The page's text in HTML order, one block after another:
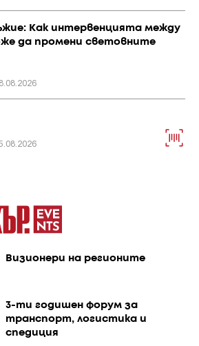
Как интервенцията между
да промени световните
Визионери на регионите
3-ти годишен форум за
транспорт, логистика и
спедиция